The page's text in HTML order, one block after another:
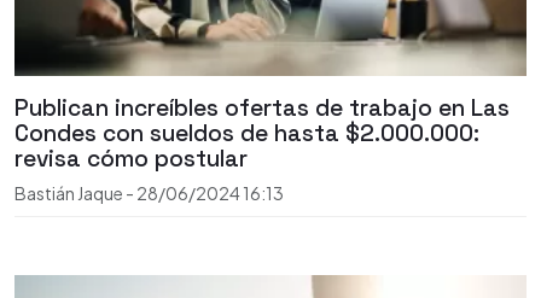
Publican increíbles ofertas de trabajo en Las
Condes con sueldos de hasta $2.000.000:
revisa cómo postular
Bastián Jaque - 28/06/202416:13